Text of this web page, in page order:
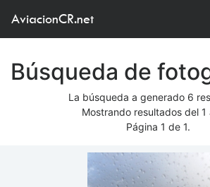
AviacionCR.net
Búsqueda de
La búsqueda a generado 6
Mostrando resultados del 1
Página 1 de 1.